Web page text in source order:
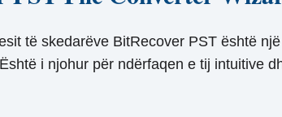
të skedarëve BitRecover PST është
i njohur për ndërfaqen e tij intuitive